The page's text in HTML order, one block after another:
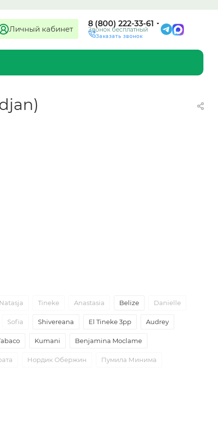
Личный кабинет
8 (800) 222-33-61
Звонок бесплатный
Заказать звонок
Natasja Tineke Anastasia Belize Danielle
Sofia Shivereana El Tineke 3рр Audrey
Kumani Benjamina Moclame
Нордик Обержин Пумила Минима